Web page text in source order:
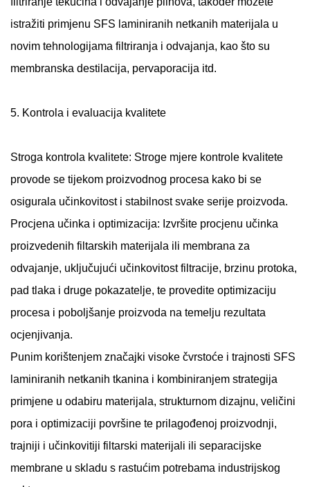
istražiti primjenu SFS laminiranih netkanih materijala u
novim tehnologijama filtriranja i odvajanja, kao što su
membranska destilacija, pervaporacija itd.
5. Kontrola i evaluacija kvalitete
Stroga kontrola kvalitete: Stroge mjere kontrole kvalitete
provode se tijekom proizvodnog procesa kako bi se
osigurala učinkovitost i stabilnost svake serije proizvoda.
Procjena učinka i optimizacija: Izvršite procjenu učinka
proizvedenih filtarskih materijala ili membrana za
odvajanje, uključujući učinkovitost filtracije, brzinu protoka,
pad tlaka i druge pokazatelje, te provedite optimizaciju
procesa i poboljšanje proizvoda na temelju rezultata
ocjenjivanja.
Punim korištenjem značajki visoke čvrstoće i trajnosti SFS
laminiranih netkanih tkanina i kombiniranjem strategija
primjene u odabiru materijala, strukturnom dizajnu, veličini
pora i optimizaciji površine te prilagođenoj proizvodnji,
trajniji i učinkovitiji filtarski materijali ili separacijske
membrane u skladu s rastućim potrebama industrijskog